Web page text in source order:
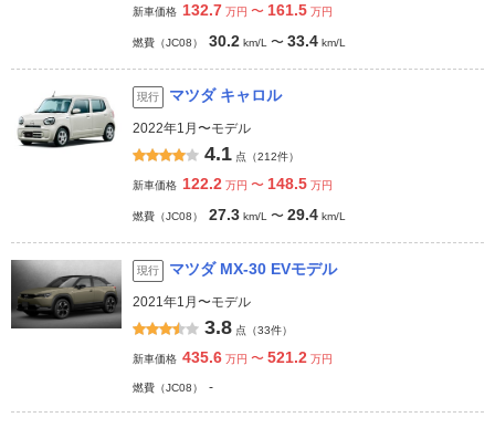
新車価格 132.7 万円 〜 161.5 万円
燃費（JC08） 30.2 km/L 〜 33.4 km/L
現行 マツダ キャロル
2022年1月〜モデル
4.1 点（212件）
新車価格 122.2 万円 〜 148.5 万円
燃費（JC08） 27.3 km/L 〜 29.4 km/L
現行 マツダ MX-30 EVモデル
2021年1月〜モデル
3.8 点（33件）
新車価格 435.6 万円 〜 521.2 万円
燃費（JC08） -